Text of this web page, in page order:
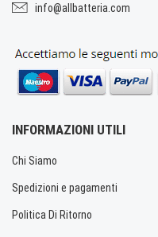
info@allbatteria.com
INFORMAZIONI UTILI
Chi Siamo
Spedizioni e pagamenti
Politica Di Ritorno